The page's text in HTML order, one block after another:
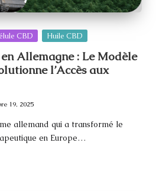
CBD Huile CBD
Allemagne : Le Modèle
l’Accès aux
19, 2025
allemand qui a transformé le
en Europe…